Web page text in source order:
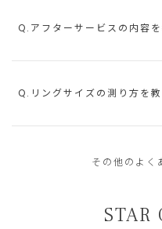
Q.アフターサービスの内容を
Q.リングサイズの測り方を教
その他のよく